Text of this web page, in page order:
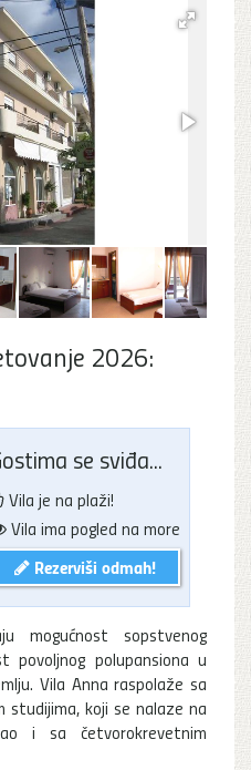
2026:
se sviđa...
Vila je na plaži!
Vila ima pogled na more
Rezerviši odmah!
mogućnost sopstvenog
povoljnog polupansiona u
Vila Anna raspolaže sa
koji se nalaze na
i sa četvorokrevetnim